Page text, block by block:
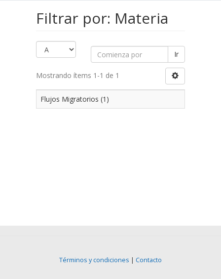
Filtrar por: Materia
Ir
Mostrando ítems 1-1 de 1
Flujos Migratorios (1)
Términos y condiciones | Contacto